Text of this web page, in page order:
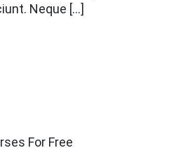
Neque […]
For Free